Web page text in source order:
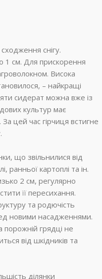
снігу.
1 см. Для прискорення
Висока
– найкращі
сидерат можна вже із
культур має
цей час гірчиця встигне
що звільнилися від
ранньої картоплі та ін.
2 см, регулярно
її пересихання.
та родючість
новими насадженнями.
порожній грядці не
від шкідників та
ділянки